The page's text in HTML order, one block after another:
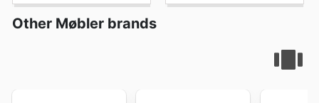
Other Møbler brands